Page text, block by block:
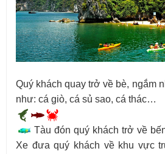
Quý khách quay trở về bè, ngắm
như: cá giò, cá sủ sao, cá thác…
Tàu đón quý khách trở về
Xe đưa quý khách về khu vực